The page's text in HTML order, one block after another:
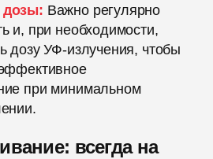
дозы: Важно регулярно
и, при необходимости,
дозу УФ-излучения, чтобы
при минимальном
всегда на